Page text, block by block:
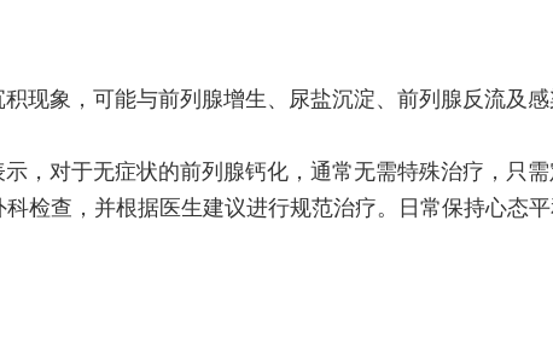
现象，可能与前列腺增生、尿盐沉淀、前列腺反流及感
，对于无症状的前列腺钙化，通常无需特殊治疗，只
检查，并根据医生建议进行规范治疗。日常保持心态